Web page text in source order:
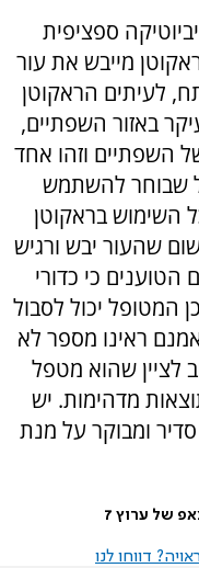
ספציפית
מייבש את עור
לעיתים הראקוטן
באזור השפתיים,
השפתיים וזהו אחד
שבוחר להשתמש
השימוש בראקוטן
שהעור יבש ורגיש
כי כדורי
המטופל יכול לסבול
ראינו מספר לא
לציין שהוא מטפל
מדהימות. יש
ומבוקר על מנת
של ערוץ 7
דווחו לנו